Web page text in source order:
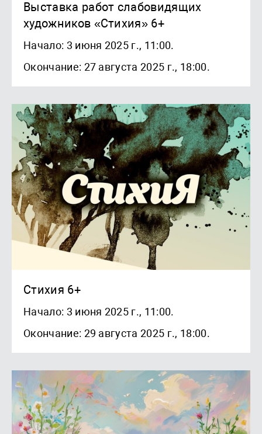
Выставка работ слабовидящих
художников «Стихия» 6+
Начало: 3 июня 2025 г., 11:00.
Окончание: 27 августа 2025 г., 18:00.
Стихия 6+
Начало: 3 июня 2025 г., 11:00.
Окончание: 29 августа 2025 г., 18:00.